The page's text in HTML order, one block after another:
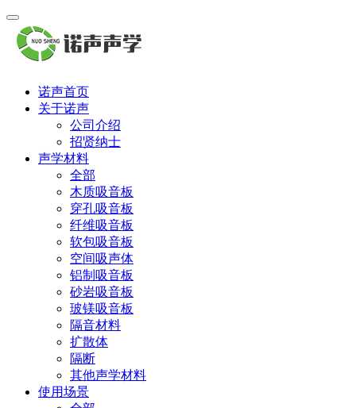
诺声首页
关于诺声
公司介绍
招贤纳士
声学材料
全部
木质吸音板
穿孔吸音板
纤维吸音板
软包吸音板
空间吸声体
铝制吸音板
砂岩吸音板
玻镁吸音板
隔音材料
扩散体
隔断
其他声学材料
使用场景